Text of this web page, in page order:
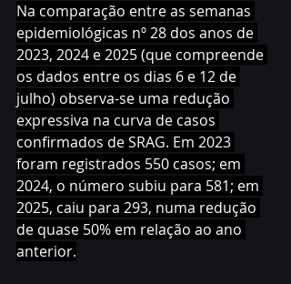
Na comparação entre as semanas
epidemiológicas nº 28 dos anos de
2023, 2024 e 2025 (que compreende
os dados entre os dias 6 e 12 de
julho) observa-se uma redução
expressiva na curva de casos
confirmados de SRAG. Em 2023
foram registrados 550 casos; em
2024, o número subiu para 581; em
2025, caiu para 293, numa redução
de quase 50% em relação ao ano
anterior.